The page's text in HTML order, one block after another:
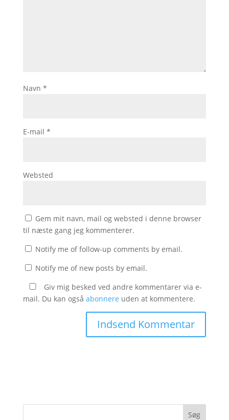
Navn *
E-mail *
Websted
Gem mit navn, mail og websted i denne browser
til næste gang jeg kommenterer.
Notify me of follow-up comments by email.
Notify me of new posts by email.
Giv mig besked ved andre kommentarer via e-
mail. Du kan også abonnere uden at kommentere.